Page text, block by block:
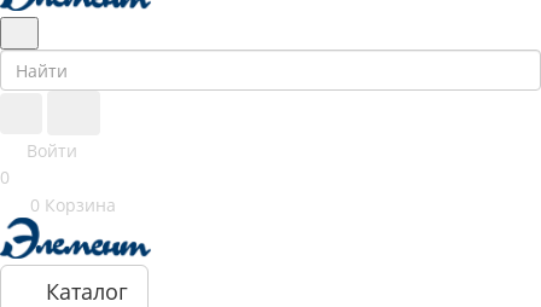
Войти
0
0 Корзина
Каталог